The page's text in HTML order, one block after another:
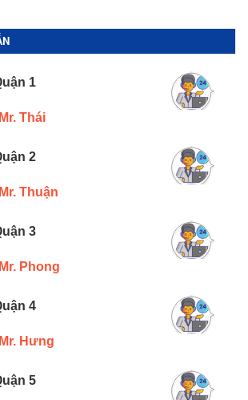
1
Mr. Thái
2
Mr. Thuận
3
Mr. Phong
4
Mr. Hưng
5